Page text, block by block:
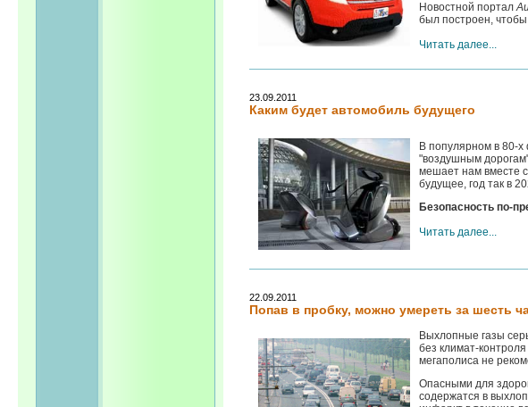
Новостной портал
был построен, чтобы
Читать далее...
23.09.2011
Каким будет автомобиль будущего
В популярном в 80-
"воздушным
мешает нам вместе
будущее, год так в
Безопасность по-
Читать далее...
22.09.2011
Попав в пробку, можно умереть за шесть
Выхлопные газы
без климат-
мегаполиса не
Опасными для
содержатся в